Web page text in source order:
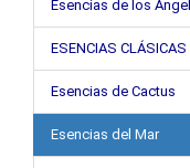
Esencias de los
ESENCIAS CLÁSICAS
Esencias de Cactus
Esencias del Mar